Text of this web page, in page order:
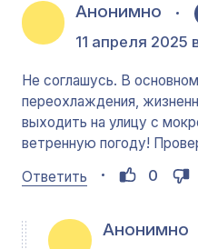
Анонимно
11 апреля 2025
Не соглашусь. В
переохлаждения,
выходить на улицу с
ветренную погоду!
Ответить
0
Анонимно